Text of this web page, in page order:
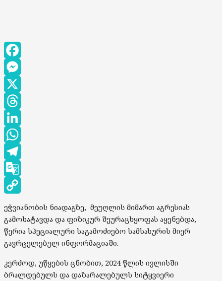
Facebook
Messenger
X
Threads
LinkedIn
WhatsApp
Telegram
Google
Translate
Copy
Link
ეჭვიანობის ნიადაგზე, მეუღლის მიმართ აგრესიას
გამოხატავდა და ფიზიკურ შეურაცხყოფას აყენებდა,
წერია სპეციალური საგამოძიებო სამსახურის მიერ
გავრცელებულ ინფორმაციაში.
კერძოდ, უწყების ცნობით, 2024 წლის ივლისში
ბრალდებულს და დაზარალებულს სიტყვიერი